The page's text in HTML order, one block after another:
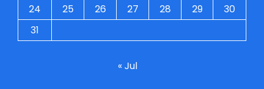
24
25 26 27 28 29
30
31
« Jul